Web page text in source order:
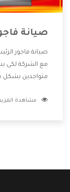
صيانة
صيانة فاجور
مع الشركة لكى
متواجدين بشكل
الشركة بها
مشاهدة